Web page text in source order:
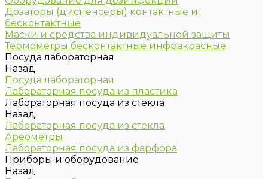
Дозаторы (диспенсеры) контактные и
бесконтактные
Маски и средства индивидуальной защиты
Термометры бесконтактные инфракрасные
Посуда лабораторная
Назад
Посуда лабораторная
Лабораторная посуда из пластика
Лабораторная посуда из стекла
Назад
Лабораторная посуда из стекла
Ареометры
Лабораторная посуда из фарфора
Приборы и оборудование
Назад